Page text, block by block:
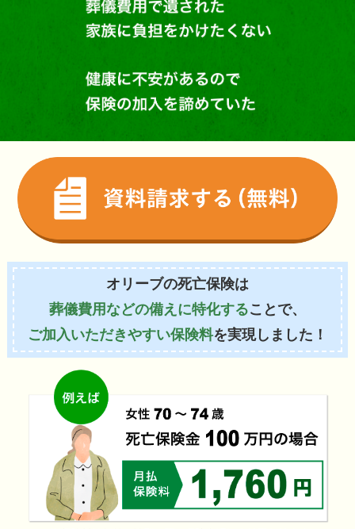
オリーブの死亡保険は
葬儀費用などの備えに特化することで、
ご加入いただきやすい保険料を実現しました！